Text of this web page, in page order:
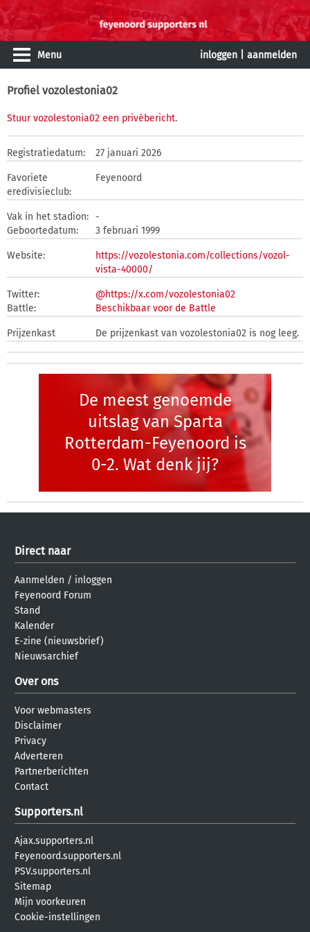
Menu inloggen aanmelden
Profiel vozolestonia02
Stuur vozolestonia02 een privébericht.
Registratiedatum: 27 januari 2026
Favoriete
eredivisieclub:
Feyenoord
Vak in het stadion: -
Geboortedatum:
3 februari 1999
Website:
https://vozolestonia.com/collections/vozol-
vista-40000/
Twitter:
@https://x.com/vozolestonia02
Battle:
Beschikbaar voor de Battle
Prijzenkast De prijzenkast van vozolestonia02 is nog leeg.
De meest genoemde
uitslag van Sparta
Rotterdam-Feyenoord is
0-2. Wat denk jij?
Direct naar
Aanmelden / inloggen
Feyenoord Forum
Stand
Kalender
E-zine (nieuwsbrief)
Nieuwsarchief
Over ons
Voor webmasters
Disclaimer
Privacy
Adverteren
Partnerberichten
Contact
Supporters.nl
Ajax.supporters.nl
Feyenoord.supporters.nl
PSV.supporters.nl
Sitemap
Mijn voorkeuren
Cookie-instellingen